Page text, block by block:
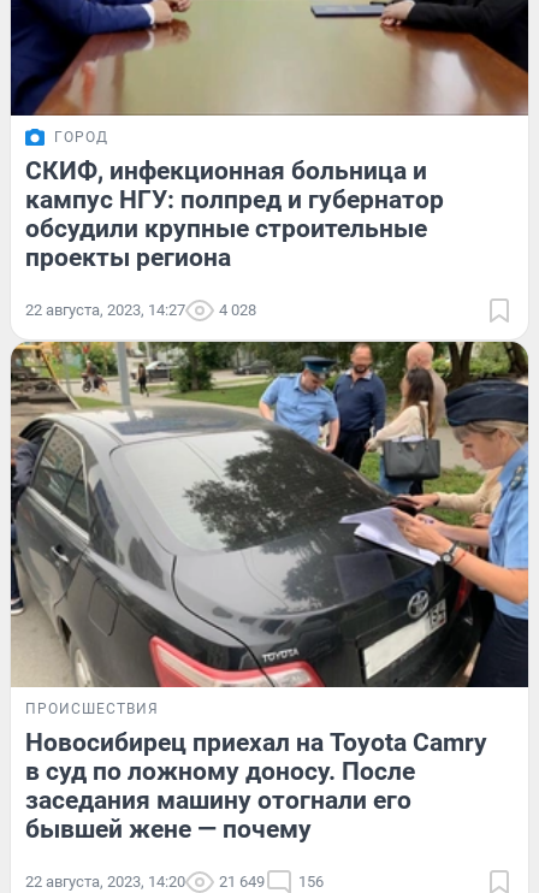
ГОРОД
СКИФ, инфекционная больница и
кампус НГУ: полпред и губернатор
обсудили крупные строительные
проекты региона
22 августа, 2023, 14:27 4 028
ПРОИСШЕСТВИЯ
Новосибирец приехал на Toyota Camry
в суд по ложному доносу. После
заседания машину отогнали его
бывшей жене — почему
22 августа, 2023, 14:20 21 649 156